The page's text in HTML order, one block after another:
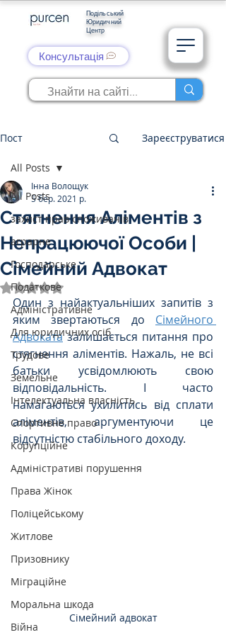
Подільський
Юридичний
Центр
Консультація
Пост Зареєструватися
All Posts
захист прав споживачів
аграрне
Господарське
Податкове
Адміністративне
Для юридичних осіб
Трудове
Земельне
Інтелектуальна власність
Спортивне право
Корупційне
Адміністративі порушення
Права Жінок
Поліцейському
Житлове
Призовнику
Міграційне
Моральна шкода
Війна
All Posts
Стягнення Аліментів з
Непрацюючої Особи |
Сімейний Адвокат
Інна Волощук
5 бер. 2021 р.
Оцінка: NaN з 5 зірок.
Один з найактуальніших запитів з
яким звертаються до Сімейного
Адвоката залишається питання про
стягнення аліментів. Нажаль, не всі
батьки усвідомлюють свою
відповідальність. І часто
намагаються ухилитись від сплати
аліментів, аргументуючи це
відсутністю стабільного доходу.
Сімейний адвокат